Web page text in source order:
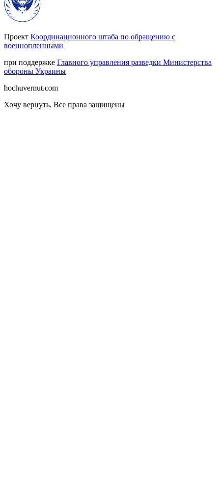
Проект Координационного штаба по обращению с
военнопленными
при поддержке Главного управления разведки Министерства
обороны Украины
hochuvernut.com
Хочу вернуть. Все права защищены